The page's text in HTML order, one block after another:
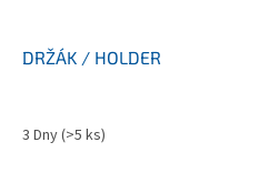
DRŽÁK / HOLDER
3 Dny(>5 ks)